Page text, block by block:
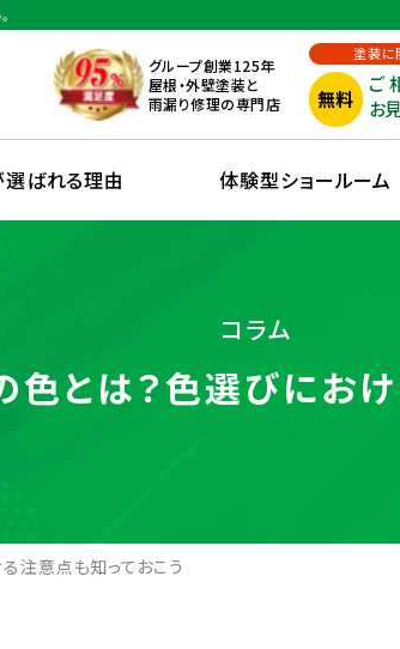
グループ創業125年
屋根・外壁塗装と
雨漏り修理の専門店
塗装に
無料
ご
お
ばれる理由 体験型ショールーム
コラム
とは？色選びにお
注意点も知っておこう